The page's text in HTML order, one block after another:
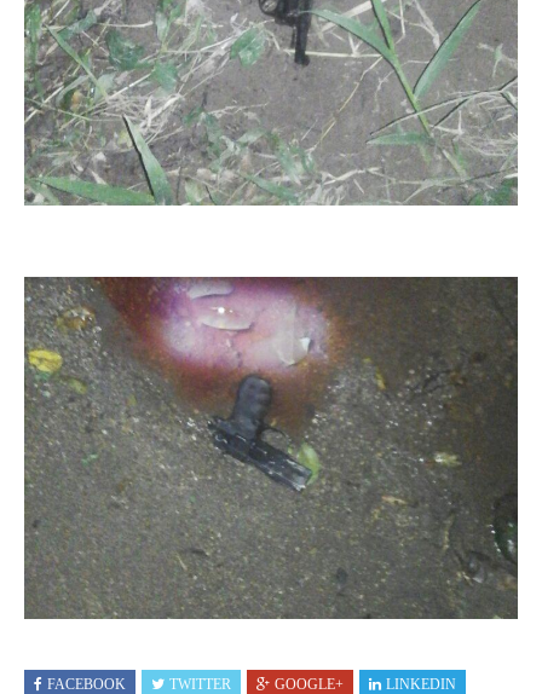
FACEBOOK TWITTER GOOGLE+ LINKEDIN